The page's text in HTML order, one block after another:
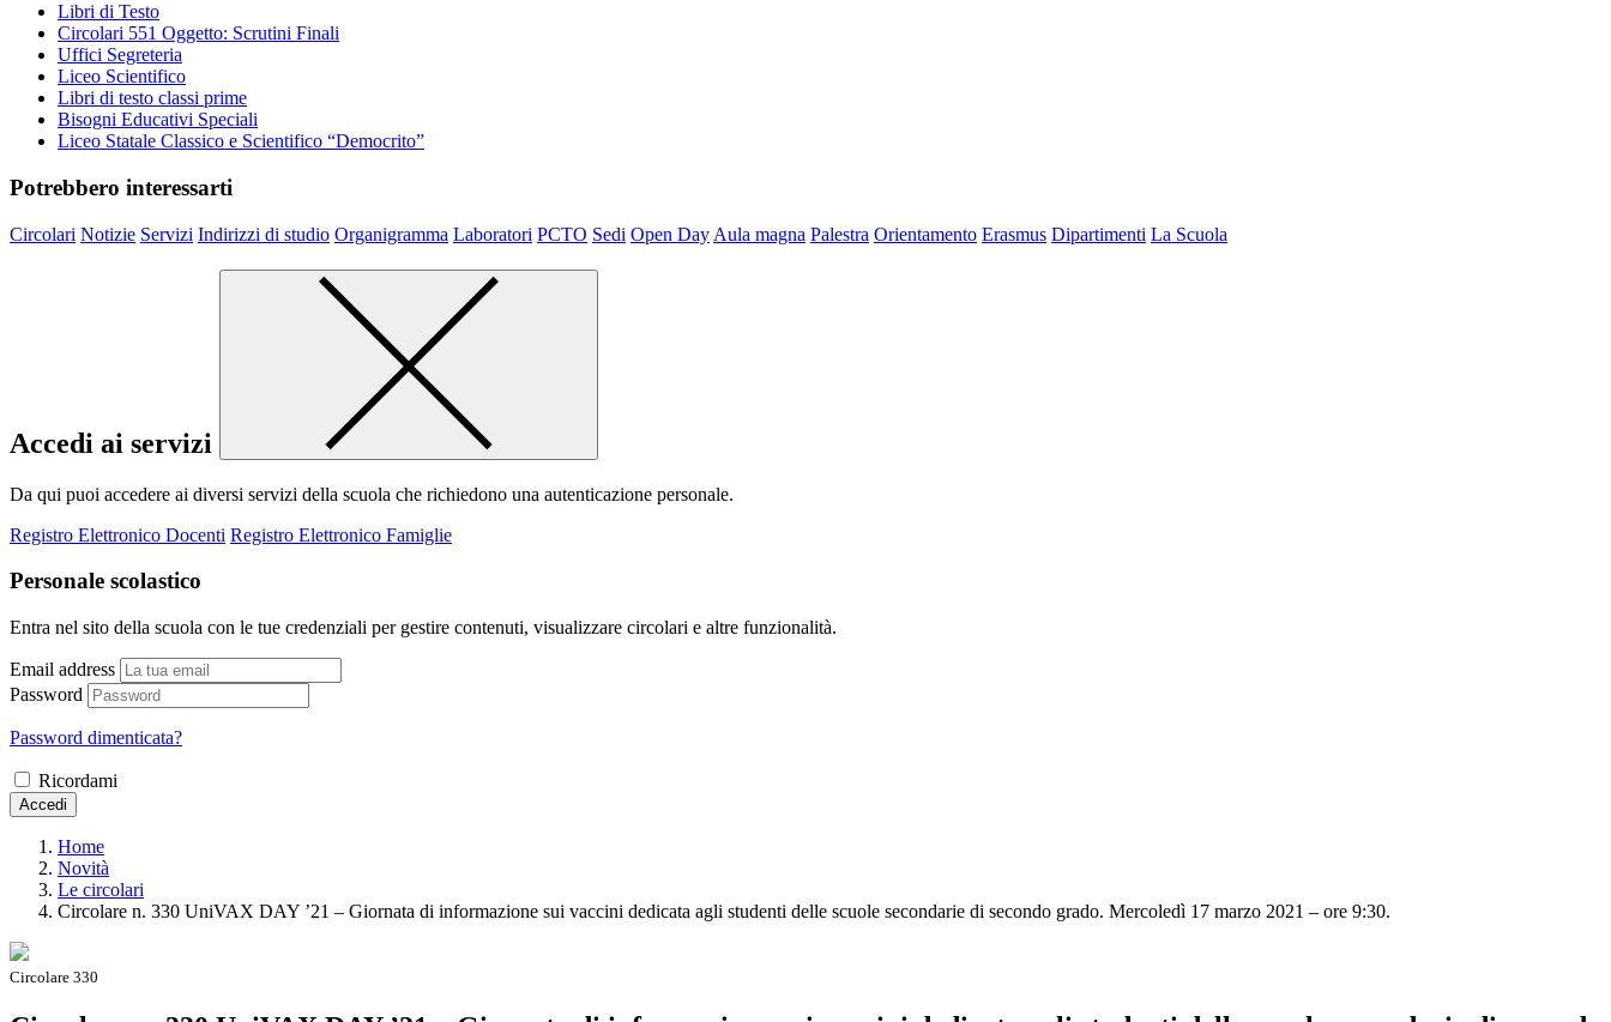
Libri di Testo
Circolari 551 Oggetto: Scrutini Finali
Uffici Segreteria
Liceo Scientifico
Libri di testo classi prime
Bisogni Educativi Speciali
Liceo Statale Classico e Scientifico “Democrito”
Potrebbero interessarti
Circolari Notizie Servizi Indirizzi di studio Organigramma Laboratori PCTO Sedi Open Day Aula magna Palestra Orientamento Erasmus Dipartimenti La Scuola
Accedi ai servizi
Da qui puoi accedere ai diversi servizi della scuola che richiedono una autenticazione personale.
Registro Elettronico Docenti Registro Elettronico Famiglie
Personale scolastico
Entra nel sito della scuola con le tue credenziali per gestire contenuti, visualizzare circolari e altre funzionalità.
Email address
Password
Password dimenticata?
Ricordami
Accedi
Home
Novità
Le circolari
Circolare n. 330 UniVAX DAY ’21 – Giornata di informazione sui vaccini dedicata agli studenti delle scuole secondarie di secondo grado. Mercoledì 17 marzo 2021 – ore 9:30.
Circolare 330